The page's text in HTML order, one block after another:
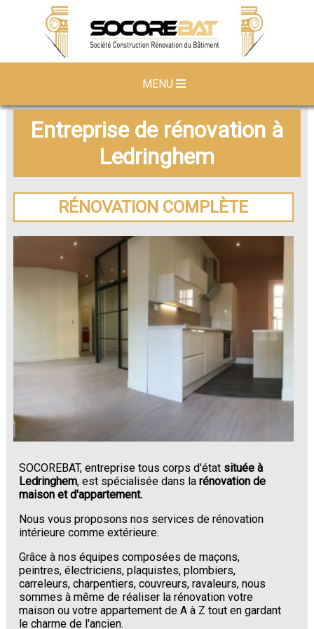
MENU
Entreprise de rénovation à
Ledringhem
RÉNOVATION COMPLÈTE
SOCOREBAT, entreprise tous corps d'état située à
Ledringhem, est spécialisée dans larénovation de
maison et d'appartement.
Nous vous proposons nos services de rénovation
intérieure comme extérieure.
Grâce à nos équipes composées de maçons,
peintres, électriciens, plaquistes, plombiers,
carreleurs, charpentiers, couvreurs, ravaleurs, nous
sommes à même de réaliser la rénovation votre
maison ou votre appartement de A à Z tout en gardant
le charme de l'ancien.